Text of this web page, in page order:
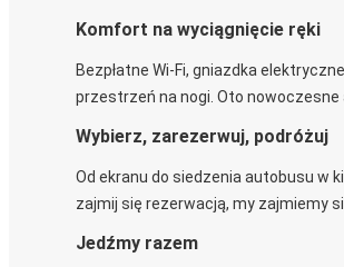
Komfort na wyciągnięcie ręki
Bezpłatne Wi-Fi, gniazdka
przestrzeń na nogi. Oto nowoczesne
Wybierz, zarezerwuj, podróżuj
Od ekranu do siedzenia autobusu w
zajmij się rezerwacją, my zajmiemy
Jedźmy razem